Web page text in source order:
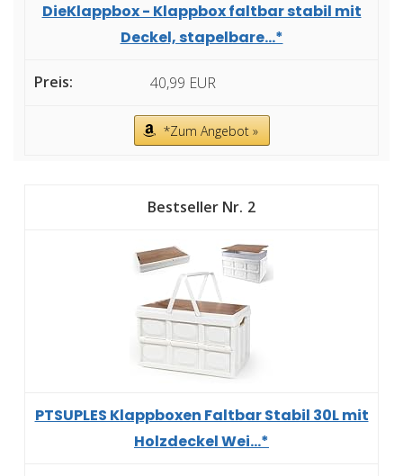
DieKlappbox - Klappbox faltbar stabil mit
Deckel, stapelbare...*
40,99 EUR
*Zum Angebot »
2
PTSUPLES Klappboxen Faltbar Stabil 30L mit
Holzdeckel Wei...*